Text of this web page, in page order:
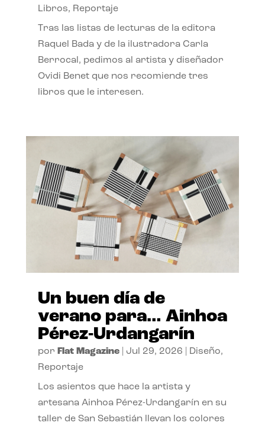
Libros, Reportaje
Tras las listas de lecturas de la editora
Raquel Bada y de la ilustradora Carla
Berrocal, pedimos al artista y diseñador
Ovidi Benet que nos recomiende tres
libros que le interesen.
Un buen día de
verano para… Ainhoa
Pérez-Urdangarín
por Flat Magazine| Jul 29, 2026 Diseño,
Reportaje
Los asientos que hace la artista y
artesana Ainhoa Pérez-Urdangarín en su
taller de San Sebastián llevan los colores